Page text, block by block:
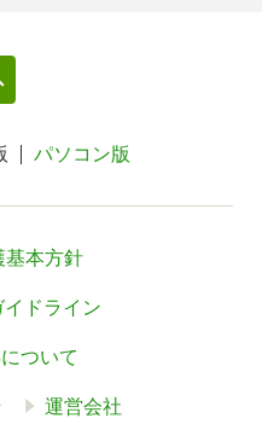
パソコン版
基本方針
ドライン
ついて
運営会社